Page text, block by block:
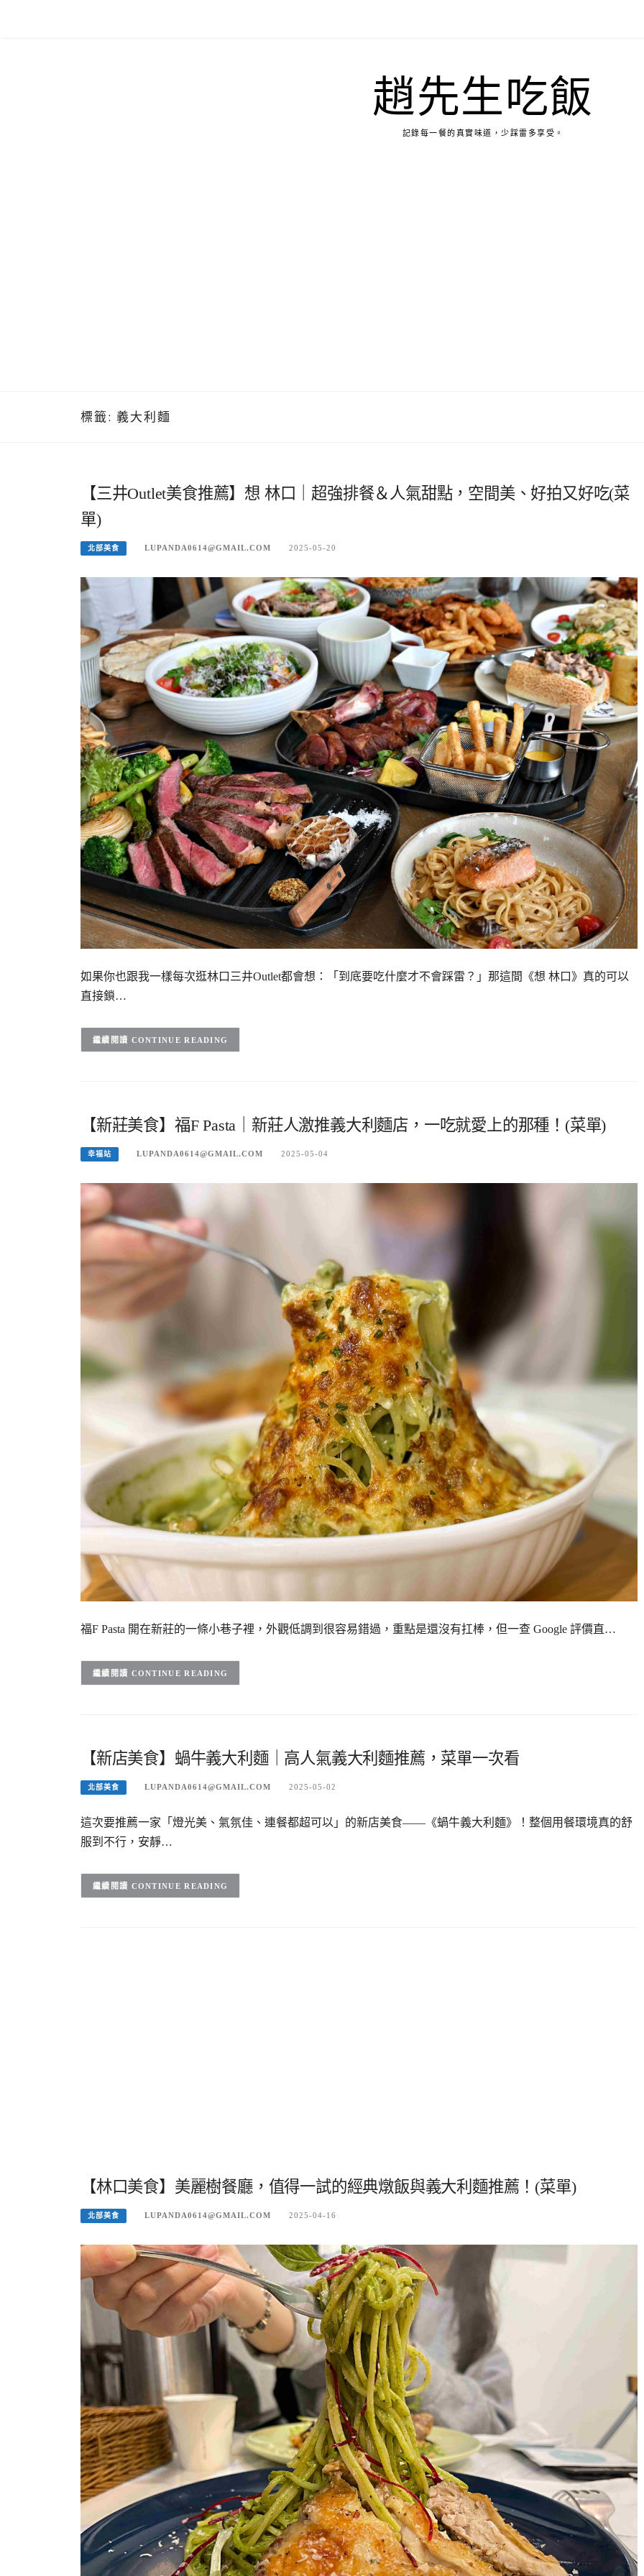
趙先生吃飯
記錄每一餐的真實味道，少踩雷多享受。
標籤: 義大利麵
【三井Outlet美食推薦】想 林口｜超強排餐＆人氣甜點，空間美、好拍又好吃(菜
單)
北部美食 LUPANDA0614@GMAIL.COM 2025-05-20
如果你也跟我一樣每次逛林口三井Outlet都會想：「到底要吃什麼才不會踩雷？」那這間《想 林口》真的可以
直接鎖…
CONTINUE READING
【新莊美食】福F Pasta｜新莊人激推義大利麵店，一吃就愛上的那種！(菜單)
幸福站 LUPANDA0614@GMAIL.COM 2025-05-04
福F Pasta 開在新莊的一條小巷子裡，外觀低調到很容易錯過，重點是還沒有扛棒，但一查 Google 評價直…
CONTINUE READING
【新店美食】蝸牛義大利麵｜高人氣義大利麵推薦，菜單一次看
北部美食 LUPANDA0614@GMAIL.COM 2025-05-02
這次要推薦一家「燈光美、氣氛佳、連餐都超可以」的新店美食——《蝸牛義大利麵》！整個用餐環境真的舒
服到不行，安靜…
CONTINUE READING
【林口美食】美麗樹餐廳，值得一試的經典燉飯與義大利麵推薦！(菜單)
北部美食 LUPANDA0614@GMAIL.COM 2025-04-16